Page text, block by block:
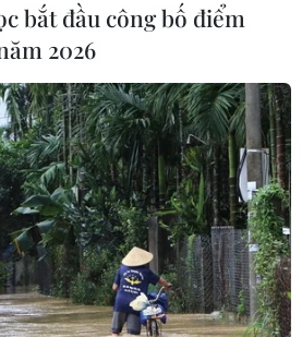
bắt đầu công bố điểm
2026